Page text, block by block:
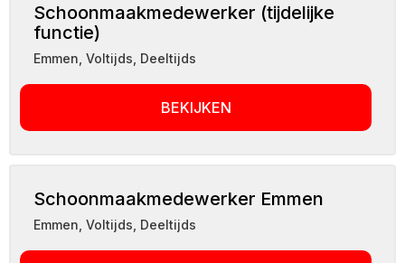
Schoonmaakmedewerker (tijdelijke
functie)
Emmen Voltijds, Deeltijds
BEKIJKEN
Schoonmaakmedewerker Emmen
Emmen Voltijds, Deeltijds